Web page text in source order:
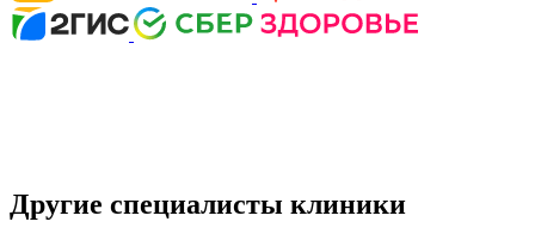
Другие специалисты клиники